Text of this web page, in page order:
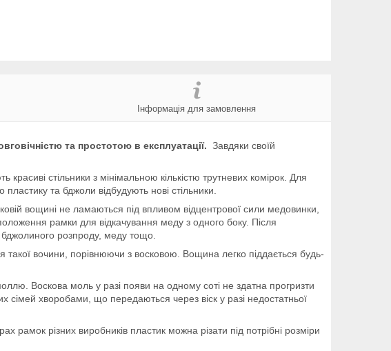
Інформація для замовлення
та простотою в експлуатації. Завдяки своїй
стільники з мінімальною кількістю трутневих комірок. Для
та бджоли відбудують нові стільники.
вощині не ламаються під впливом відцентрової сили медовинки,
рамки для відкачування меду з одного боку. Після
розпроду, меду тощо.
такої вочини, порівнюючи з восковою. Вощина легко піддається будь-
Воскова моль у разі появи на одному соті не здатна прогризти
сімей хворобами, що передаються через віск у разі недостатньої
рамок різних виробників пластик можна різати під потрібні розміри